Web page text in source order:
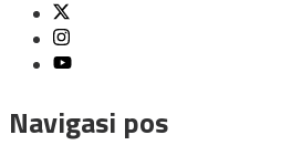
Navigasi pos